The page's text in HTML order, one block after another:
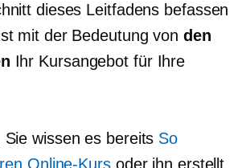
dieses Leitfadens befassen
mit der Bedeutung vonden
Ihr Kursangebot für Ihre
wissen es bereits So
Online-Kursoder ihn erstellt